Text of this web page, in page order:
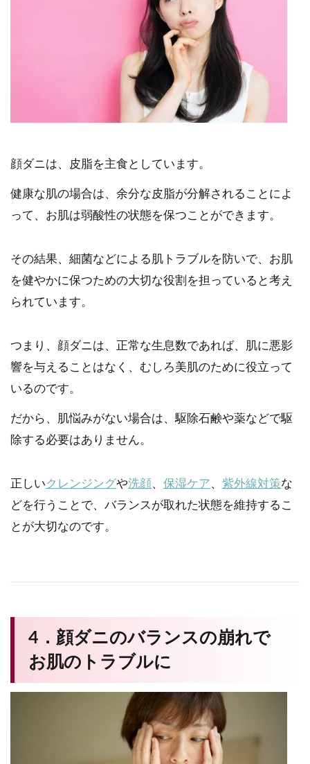
顔ダニは、皮脂を主食としています。
健康な肌の場合は、余分な皮脂が分解されることによ
って、お肌は弱酸性の状態を保つことができます。
その結果、細菌などによる肌トラブルを防いで、お肌
を健やかに保つための大切な役割を担っていると考え
られています。
つまり、顔ダニは、正常な生息数であれば、肌に悪影
響を与えることはなく、むしろ美肌のために役立って
いるのです。
だから、肌悩みがない場合は、駆除石鹸や薬などで駆
除する必要はありません。
正しいクレンジングや洗顔、 保湿ケア、 紫外線対策な
どを行うことで、バランスが取れた状態を維持するこ
とが大切なのです。
4．顔ダニのバランスの崩れで
お肌のトラブルに